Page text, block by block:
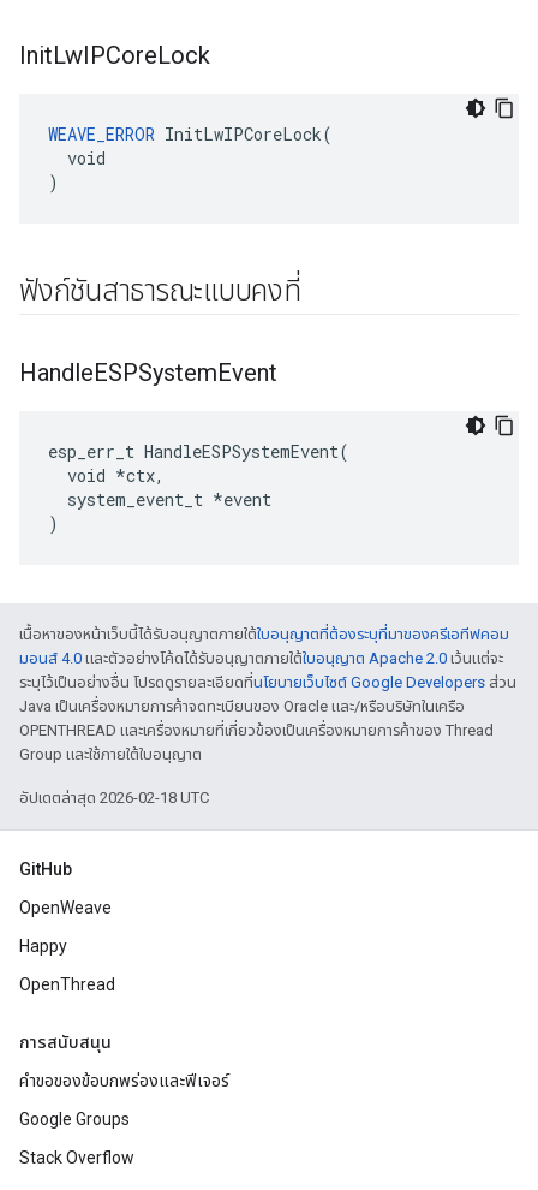
InitLwIPCoreLock
WEAVE_ERROR InitLwIPCoreLock(
  void
)
ฟังก์ชันสาธารณะแบบคงที่
HandleESPSystemEvent
esp_err_t HandleESPSystemEvent(
  void *ctx,
  system_event_t *event
)
เนื้อหาของหน้าเว็บนี้ได้รับอนุญาตภายใต้ใบอนุญาตที่ต้องระบุที่มาของครีเอทีฟคอม
มอนส์ 4.0 และตัวอย่างโค้ดได้รับอนุญาตภายใต้ใบอนุญาต Apache 2.0 เว้นแต่จะ
ระบุไว้เป็นอย่างอื่น โปรดดูรายละเอียดที่นโยบายเว็บไซต์ Google Developers ส่วน
Java เป็นเครื่องหมายการค้าจดทะเบียนของ Oracle และ/หรือบริษัทในเครือ
OPENTHREAD และเครื่องหมายที่เกี่ยวข้องเป็นเครื่องหมายการค้าของ Thread
Group และใช้ภายใต้ใบอนุญาต
อัปเดตล่าสุด 2026-02-18 UTC
GitHub
OpenWeave
Happy
OpenThread
การสนับสนุน
คำขอของข้อบกพร่องและฟีเจอร์
Google Groups
Stack Overflow